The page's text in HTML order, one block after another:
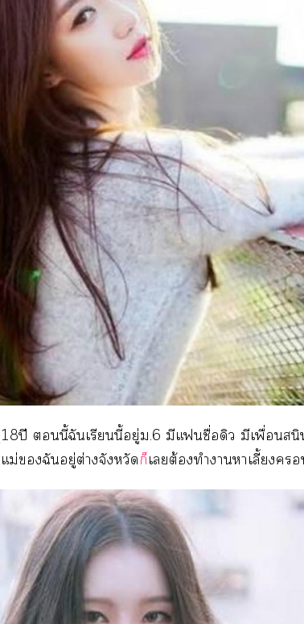
ปี นี้ฉันเรียนนี้อยู่ม.6 มีแชื่อดิว มีเพื่อนส
ม่ฉันอยู่ต่างจังหวัดก็เต้องทำาาเลี้ยง